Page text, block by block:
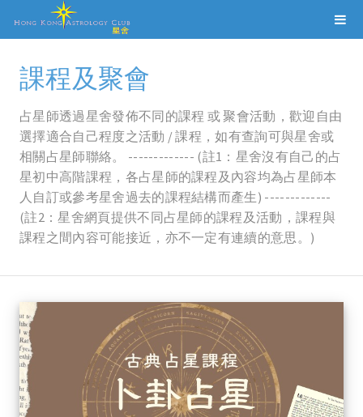
課程及聚會
占星師透過星舍發佈不同的課程 或 聚會活動，歡迎自由
選擇適合自己程度之活動 / 課程，如有查詢可與星舍或
相關占星師聯絡。 ------------- (註1：星舍沒有自己的占
星初中高階課程，各占星師的課程及內容均為占星師本
人自訂或參考星舍過去的課程結構而產生) -------------
(註2：星舍網頁提供不同占星師的課程及活動，課程與
課程之間內容可能接近，亦不一定有連續的意思。)